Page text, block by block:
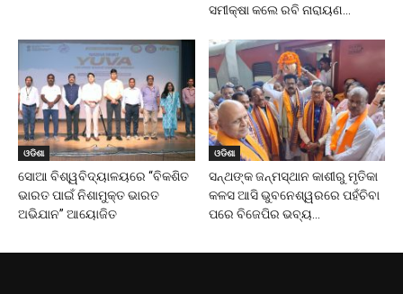
ସମୀକ୍ଷା କଲେ ରବି ନାରାୟଣ...
ଓଡିଶା
ସୋଆ ବିଶ୍ୱବିଦ୍ୟାଳୟରେ “ବିକଶିତ
ଭାରତ ପାଇଁ ନିଶାମୁକ୍ତ ଭାରତ
ଅଭିଯାନ” ଆୟୋଜିତ
ଓଡିଶା
ସନ୍ଥଙ୍କ ଜନ୍ମସ୍ଥାନ କାଶୀରୁ ମୃତିକା
କଳସ ଆସି ଭୁବନେଶ୍ୱରରେ ପହଁଚିବା
ପରେ ବିଜେପିର ଭବ୍ୟ...